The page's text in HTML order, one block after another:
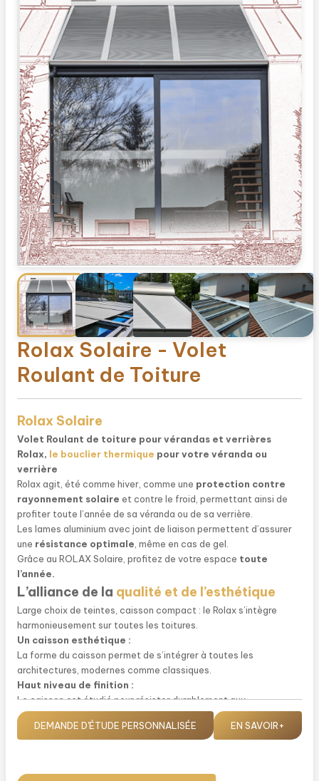
Rolax Solaire - Volet
Roulant de Toiture
Rolax Solaire
Volet Roulant de toiture pour vérandas et verrières
Rolax, le bouclier thermique pour votre véranda ou
verrière
Rolax agit, été comme hiver, comme une protection contre
rayonnement solaire et contre le froid, permettant ainsi de
profiter toute l’année de sa véranda ou de sa verrière.
Les lames aluminium avec joint de liaison permettent d’assurer
une résistance optimale , même en cas de gel.
Grâce au ROLAX Solaire, profitez de votre espace toute
l’année.
L’alliance de la qualité et de l’esthétique
Large choix de teintes, caisson compact : le Rolax s’intègre
harmonieusement sur toutes les toitures.
Un caisson esthétique :
La forme du caisson permet de s’intégrer à toutes les
architectures, modernes comme classiques.
Haut niveau de finition :
Le caisson est étudié pour résister durablement aux
intempéries. Une bavette murale et un couvre-joint latéral
viennent parfaire la finition du volet roulant.
renforce la résistance de la structure.
DEMANDE D'ÉTUDE PERSONNALISÉE EN SAVOIR+